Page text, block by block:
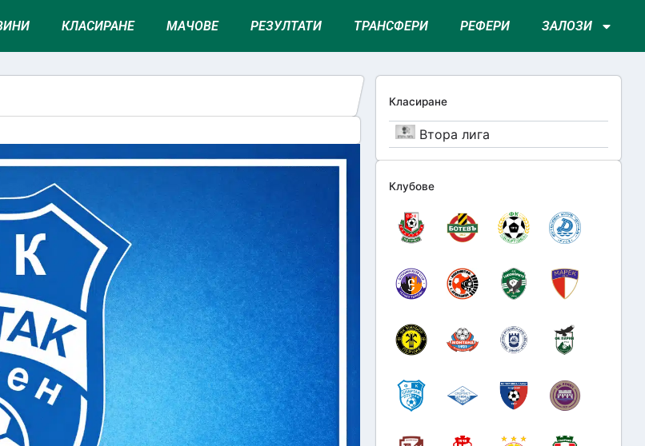
КЛАСИРАНЕ МАЧОВЕ РЕЗУЛТАТИ ТРАНСФЕРИ РЕФЕРИ ЗАЛОЗИ
Класиране
Втора лига
Клубове